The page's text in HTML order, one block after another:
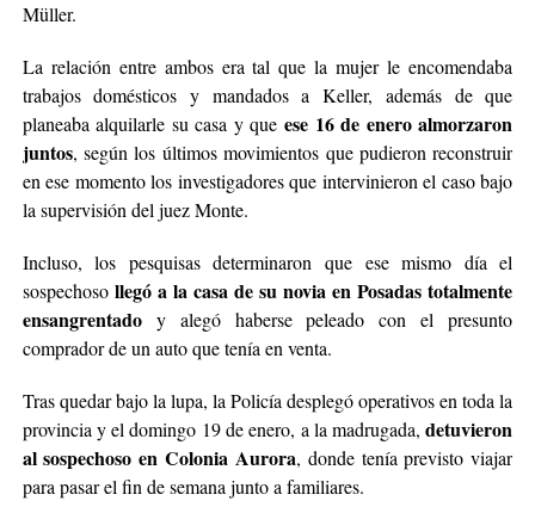
Müller.
La relación entre ambos era tal que la mujer le encomendaba
trabajos domésticos y mandados a Keller, además de que
planeaba alquilarle su casa y queese 16 de enero almorzaron
juntos, según los últimos movimientos que pudieron reconstruir
en ese momento los investigadores que intervinieron el caso bajo
la supervisión del juez Monte.
Incluso, los pesquisas determinaron que ese mismo día el
sospechosollegó a la casa de su novia en Posadas totalmente
ensangrentadoy alegó haberse peleado con el presunto
comprador de un auto que tenía en venta.
Tras quedar bajo la lupa, la Policía desplegó operativos en toda la
provincia y el domingo 19 de enero, a la madrugada,detuvieron
al sospechoso en Colonia Aurora, donde tenía previsto viajar
para pasar el fin de semana junto a familiares.